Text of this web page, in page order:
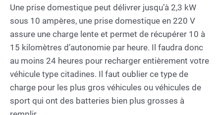
Une prise domestique peut délivrer jusqu’à 2,3 kW
sous 10 ampères, une prise domestique en 220 V
assure une charge lente et permet de récupérer 10 à
15 kilomètres d’autonomie par heure. Il faudra donc
au moins 24 heures pour recharger entièrement votre
véhicule type citadines. Il faut oublier ce type de
charge pour les plus gros véhicules ou véhicules de
sport qui ont des batteries bien plus grosses à